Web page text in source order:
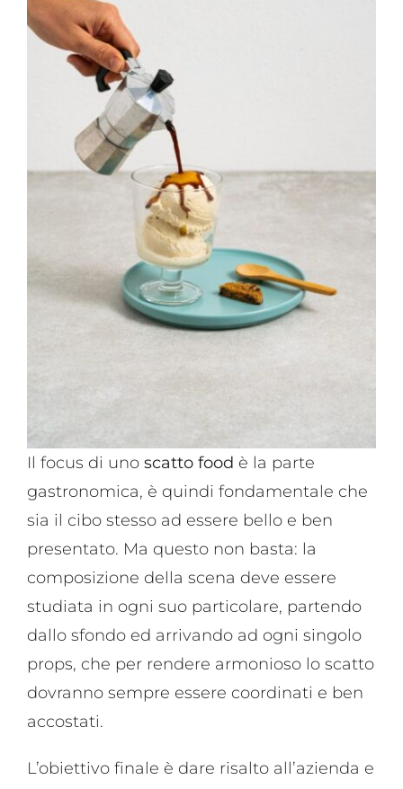
Il focus di uno scatto food è la parte
gastronomica, è quindi fondamentale che
sia il cibo stesso ad essere bello e ben
presentato. Ma questo non basta: la
composizione della scena deve essere
studiata in ogni suo particolare, partendo
dallo sfondo ed arrivando ad ogni singolo
props, che per rendere armonioso lo scatto
dovranno sempre essere coordinati e ben
accostati.
L’obiettivo finale è dare risalto all’azienda e